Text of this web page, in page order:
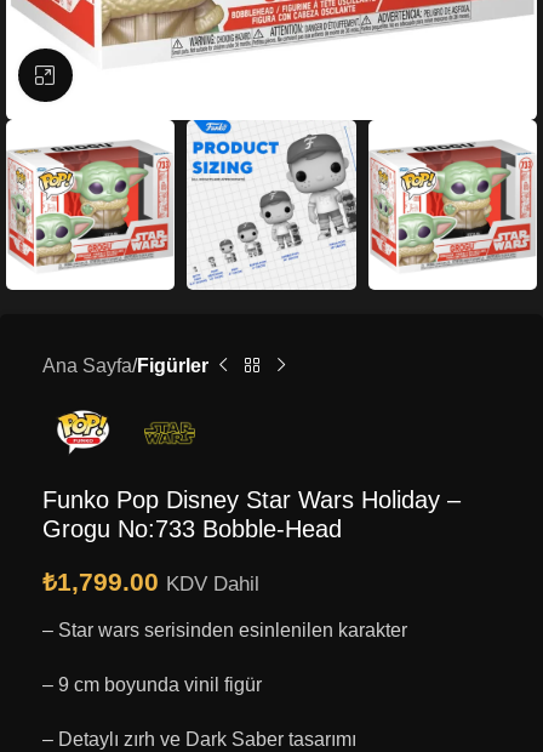
Büyütmek için tıklayın
Ana Sayfa Figürler
Funko Pop Disney Star Wars Holiday –
Grogu No:733 Bobble-Head
₺1,799.00 KDV Dahil
– Star wars serisinden esinlenilen karakter
– 9 cm boyunda vinil figür
– Detaylı zırh ve Dark Saber tasarımı